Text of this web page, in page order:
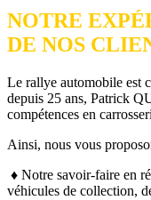
NOTRE
DE NOS
Le rallye automobile est
depuis 25 ans, Patrick
compétences en
Ainsi, nous vous
♦ Notre savoir-faire en
véhicules de collection,